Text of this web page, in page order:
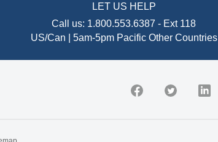
LET US HELP
Call us: 1.800.553.6387 - Ext 118
US/Can | 5am-5pm Pacific Other Countries